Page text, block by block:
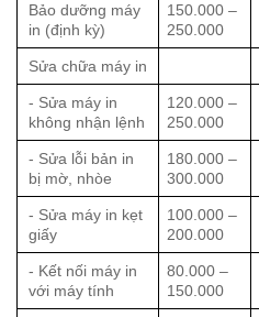
Bảo dưỡng máy
in (định kỳ)
150.000 –
250.000
Sửa chữa máy in
- Sửa máy in
không nhận lệnh
120.000 –
250.000
- Sửa lỗi bản in
bị mờ, nhòe
180.000 –
300.000
- Sửa máy in kẹt
giấy
100.000 –
200.000
- Kết nối máy in
với máy tính
80.000 –
150.000